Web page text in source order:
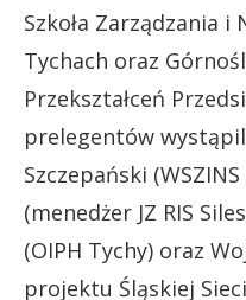
Szkoła Zarządzania i
Tychach oraz
Przekształceń
prelegentów
Szczepański
(menedżer JZ RIS
(OIPH Tychy) oraz
projektu Śląskiej